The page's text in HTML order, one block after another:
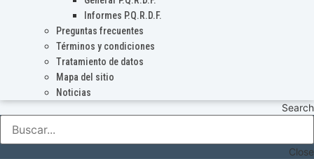
Informes P.Q.R.D.F.
Preguntas frecuentes
Términos y condiciones
Tratamiento de datos
Mapa del sitio
Noticias
Search
Close